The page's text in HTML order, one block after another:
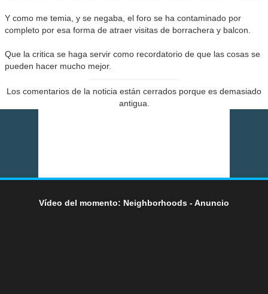
Y como me temia, y se negaba, el foro se ha contaminado por
completo por esa forma de atraer visitas de borrachera y balcon.
Que la critica se haga servir como recordatorio de que las cosas se
pueden hacer mucho mejor.
Los comentarios de la noticia están cerrados porque es demasiado
antigua.
Vídeo del momento: Neighborhoods - Anuncio